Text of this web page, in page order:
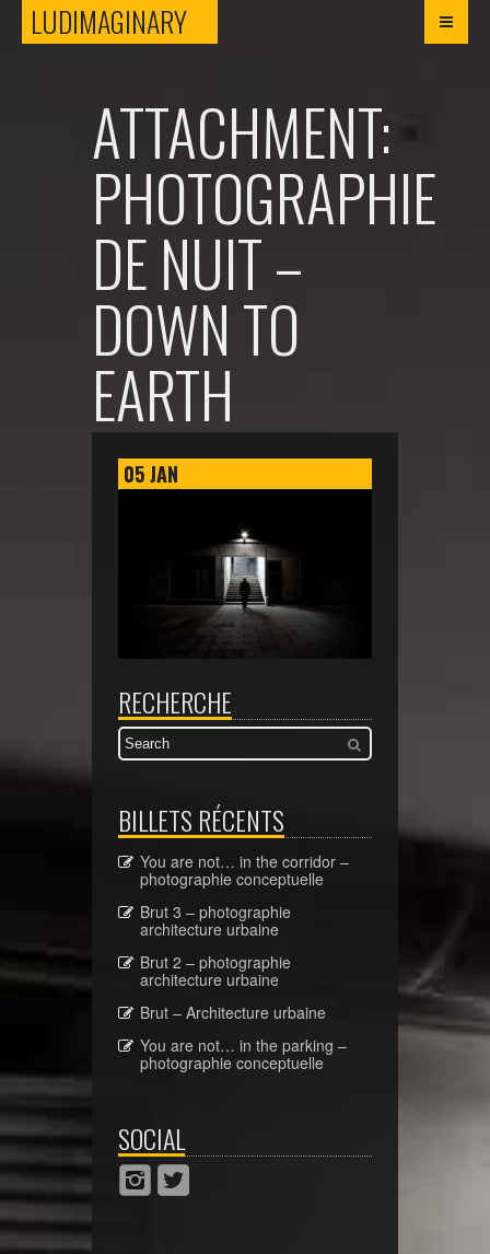
LUDIMAGINARYLUDIMAGINARY
ATTACHMENT:
PHOTOGRAPHIE
DE NUIT –
DOWN TO
EARTH
05JAN
RECHERCHE
BILLETS RÉCENTS
You are not… in the corridor –
photographie conceptuelle
Brut 3 – photographie
architecture urbaine
Brut 2 – photographie
architecture urbaine
Brut – Architecture urbaine
You are not… in the parking –
photographie conceptuelle
SOCIAL